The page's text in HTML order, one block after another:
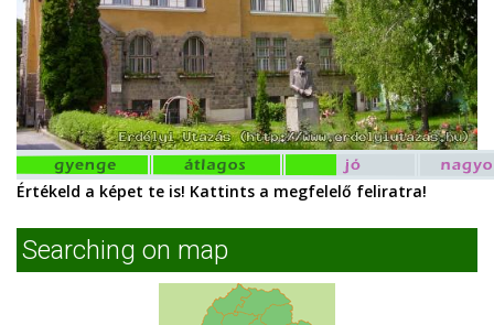
Értékeld a képet te is! Kattints a megfelelő feliratra!
Searching on map